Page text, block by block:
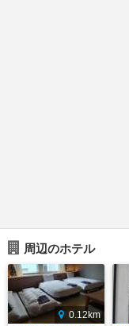
周辺のホテル
0.12km